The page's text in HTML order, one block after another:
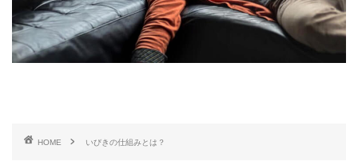
HOME いびきの仕組みとは？